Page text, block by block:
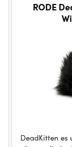
RODE
DeadKitten es